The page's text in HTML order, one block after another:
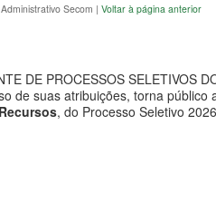
Secom | Voltar à página anterior
DE PROCESSOS SELETIVOS
de suas atribuições, torna público
, do Processo Seletivo